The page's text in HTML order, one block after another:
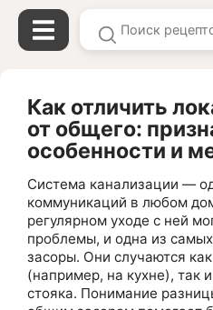
Как отличить
от общего:
особенности и
Система канализации —
коммуникаций в любом
регулярном уходе с ней
проблемы, и одна из
засоры. Они случаются
(например, на кухне), так
стояка. Понимание